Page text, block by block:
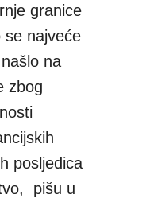
granice
se najveće
na
zbog
posljedica
pišu u